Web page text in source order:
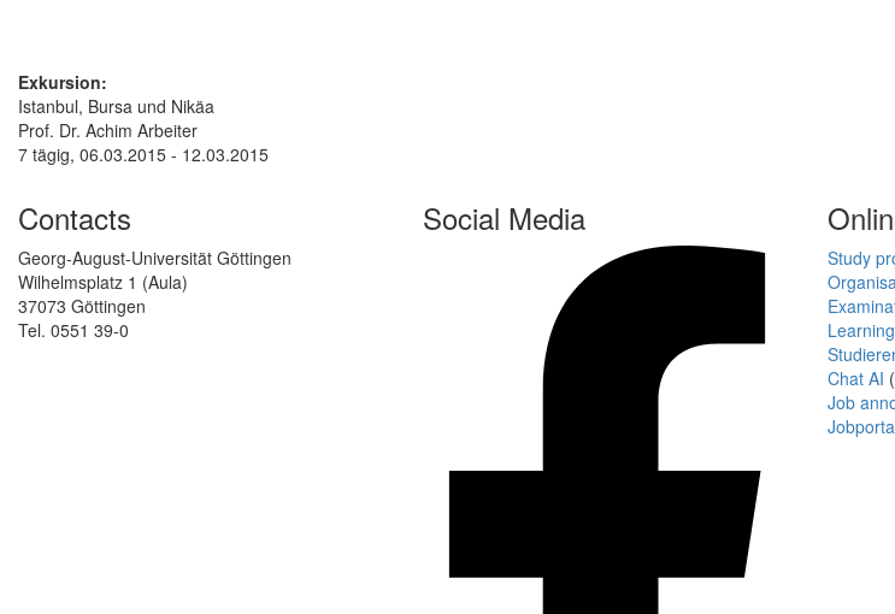
Exkursion:
Istanbul, Bursa und Nikäa
Prof. Dr. Achim Arbeiter
7 tägig, 06.03.2015 - 12.03.2015
Contacts
Georg-August-Universität Göttingen
Wilhelmsplatz 1 (Aula)
37073 Göttingen
Tel. 0551 39-0
Social Media
Study
Chat AI (
Job